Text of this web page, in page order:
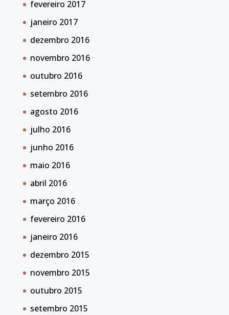
fevereiro 2017
janeiro 2017
dezembro 2016
novembro 2016
outubro 2016
setembro 2016
agosto 2016
julho 2016
junho 2016
maio 2016
abril 2016
março 2016
fevereiro 2016
janeiro 2016
dezembro 2015
novembro 2015
outubro 2015
setembro 2015